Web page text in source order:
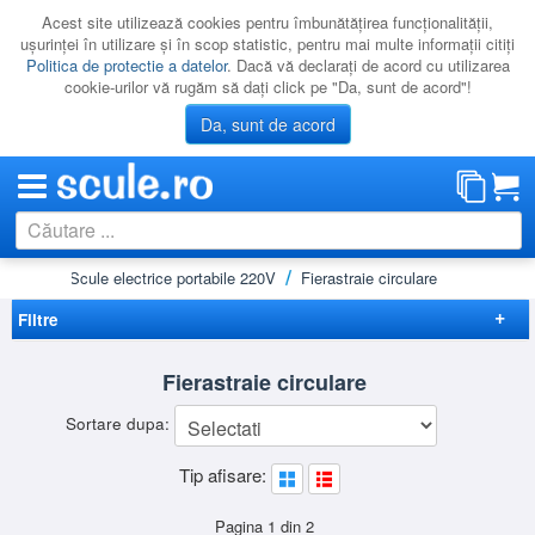
Acest site utilizează cookies pentru îmbunătăţirea funcţionalităţii,
uşurinţei în utilizare şi în scop statistic, pentru mai multe informaţii citiţi
Politica de protectie a datelor. Dacă vă declaraţi de acord cu utilizarea
cookie-urilor vă rugăm să daţi click pe "Da, sunt de acord"!
Da, sunt de acord
CATEGORII
PROMOTII
LICHIDARE
Scule electrice portabile 220V
Fierastraie circulare
Filtre
Disponibilitate
(3)
Fierastraie circulare
Sortare dupa:
Tip afisare:
Pagina 1 din 2